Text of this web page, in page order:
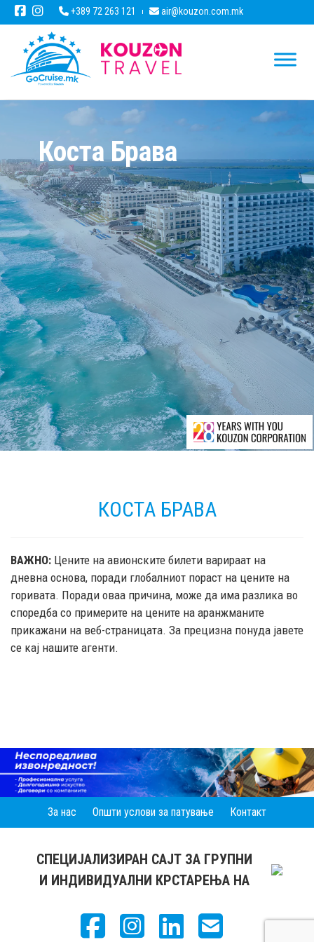
+389 72 263 121 air@kouzon.com.mk
Коста Брава
КОСТА БРАВА
ВАЖНО: Цените на авионските билети варираат на
дневна основа, поради глобалниот пораст на цените на
горивата. Поради оваа причина, може да има разлика во
споредба со примерите на цените на аранжманите
прикажани на веб-страницата. За прецизна понуда јавете
се кај нашите агенти.
За нас Општи услови за патување Контакт
СПЕЦИЈАЛИЗИРАН САЈТ ЗА ГРУПНИ
И ИНДИВИДУАЛНИ КРСТАРЕЊА НА